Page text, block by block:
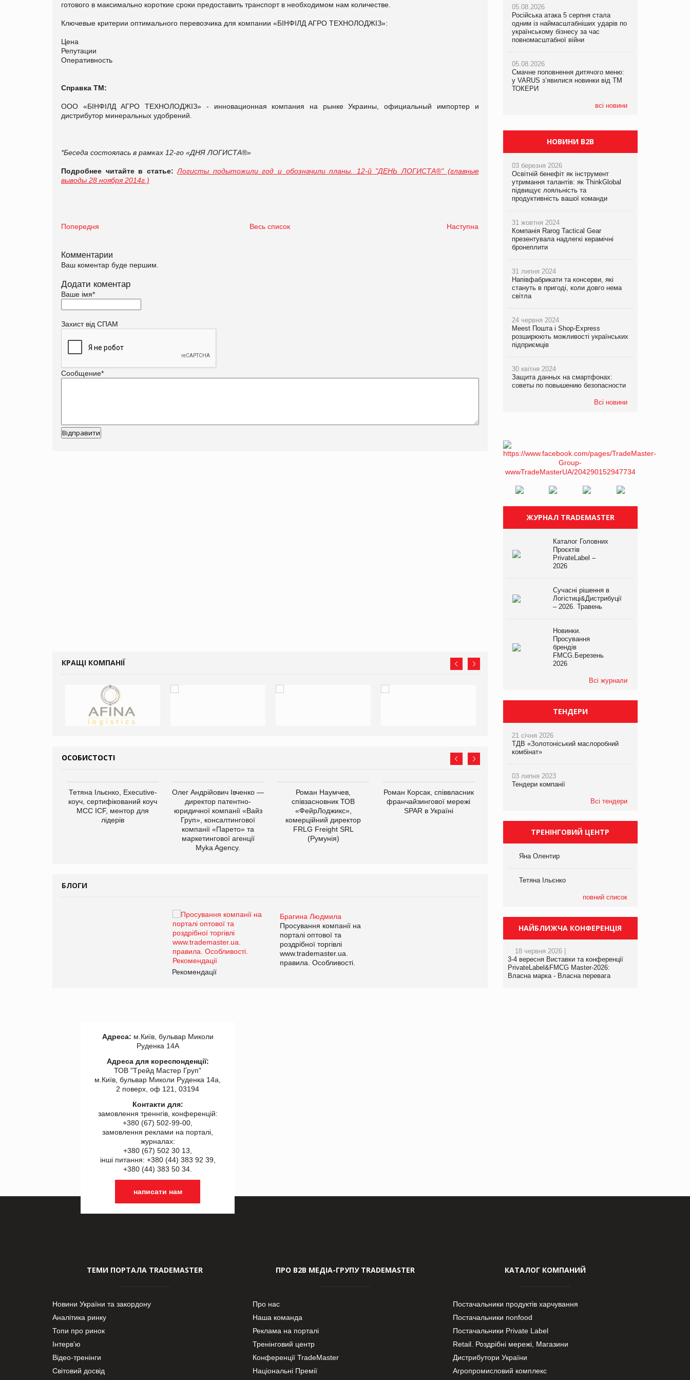
готового в максимально короткие сроки предоставить транспорт в необходимом нам количестве.
Ключевые критерии оптимального перевозчика для компании «БІНФІЛД АГРО ТЕХНОЛОДЖІЗ»:
Цена
Репутации
Оперативность
Справка ТМ:
ООО «БІНФІЛД АГРО ТЕХНОЛОДЖІЗ» - инновационная компания на рынке Украины, официальный импортер и
дистрибутор минеральных удобрений.
*Беседа состоялась в рамках 12-го «ДНЯ ЛОГИСТА®»
Подробнее читайте в статье:Логисты подытожили год и обозначили планы. 12-й "ДЕНЬ ЛОГИСТА®" (главные
выводы 28 ноября 2014г.)
Попередня Весь список Наступна
Комментарии
Ваш коментар буде першим.
Додати коментар
Ваше імя*
Захист від СПАМ
Сообщение*
КРАЩІ КОМПАНІЇ
ОСОБИСТОСТІ
Тетяна Ільєнко, Executive-
коуч, сертифікований коуч
МСС ICF, ментор для
лідерів
Олег Андрійович Івченко —
директор патентно-
юридичної компанії «Вайз
Груп», консалтингової
компанії «Парето» та
маркетингової агенції
Myka Agency.
Роман Наумчев,
співзасновник ТОВ
«ФейрЛоджикс»,
комерційний директор
FRLG Freight SRL
(Румунія)
Роман Корсак, співвласник
франчайзингової мережі
SPAR в Україні
виробництва
компанії «УкраМарин»
БЛОГИ
Брагина Людмила
Просування компанії на
порталі оптової та
роздрібної торгівлі
www.trademaster.ua.
правила. Особливості.
Рекомендації
Брагина Людмила
Просування компанії на
www.trademaster.ua.
правила. Особливості.
05.08.2026
Російська атака 5 серпня стала
одним із наймасштабніших ударів по
українському бізнесу за час
повномасштабної війни
05.08.2026
Смачне поповнення дитячого меню:
у VARUS з’явилися новинки від ТМ
ТОКЕРИ
всі новини
05.08.2026
Сергій Лісунов про заморожені
хлібобулочні вироби на
04.08.2026
Через атаку РФ у Дніпрі пошкоджено
склад шоколаду Millennium
рекламі екологічних продуктів
05.08.2026
AstraZeneca обговорює найбільшу
НОВИНИ B2B
03 березня 2026
Освітній бенефіт як інструмент
утримання талантів: як ThinkGlobal
підвищує лояльність та
продуктивність вашої команди
31 жовтня 2024
Компанія Rarog Tactical Gear
презентувала надлегкі керамічні
бронеплити
31 липня 2024
Напівфабрикати та консерви, які
стануть в пригоді, коли довго нема
світла
24 червня 2024
Meest Пошта і Shop-Express
розширюють можливості українських
підприємців
30 квітня 2024
Защита данных на смартфонах:
советы по повышению безопасности
Всі новини
ЖУРНАЛ TRADEMASTER
Каталог Головних
Проєктів
PrivateLabel –
2026
Сучасні рішення в
Логістиці&Дистрибуції
– 2026. Травень
Новинки.
Просування
брендів
FMCG.Березень
2026
Всі журнали
ТЕНДЕРИ
21 січня 2026
ТДВ «Золотоніський маслоробний
комбінат»
03 липня 2023
Тендери компанії
Всі тендери
ТРЕНІНГОВИЙ ЦЕНТР
Яна Олентир
Тетяна Ільєнко
повний список
НАЙБЛИЖЧА КОНФЕРЕНЦІЯ
18 червня 2026 |
3-4 вересня Виставки та конференції
PrivateLabel&FMCG Master-2026:
Власна марка - Власна перевага
Адреса: м.Київ, бульвар Миколи
Руденка 14А
Адреса для кореспонденції:
ТОВ "Tрейд Мастер Груп"
м.Київ, бульвар Миколи Руденка 14а,
2 поверх, оф 121, 03194
Контакти для:
замовлення треннгів, конференцій:
+380 (67) 502-99-00,
замовлення реклами на порталі,
журналах:
+380 (67) 502 30 13,
інші питання: +380 (44) 383 92 39,
+380 (44) 383 50 34.
написати нам
ТЕМИ ПОРТАЛА TRADEMASTER
Новини України та закордону
Аналітика ринку
Топи про ринок
Інтерв’ю
Відео-тренінги
Світовий досвід
ПРО В2В МЕДІА-ГРУПУ TRADEMASTER
Про нас
Наша команда
Реклама на порталі
Тренінговий центр
Конференції TradeMaster
Національні Премії
КАТАЛОГ КОМПАНИЙ
Постачальники продуктів харчування
Постачальники nonfood
Постачальники Private Label
Retail. Роздрібні мережі, Магазини
Дистрибутори України
Агропромисловий комплекс